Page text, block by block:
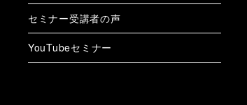
セミナー受講者の声
YouTubeセミナー